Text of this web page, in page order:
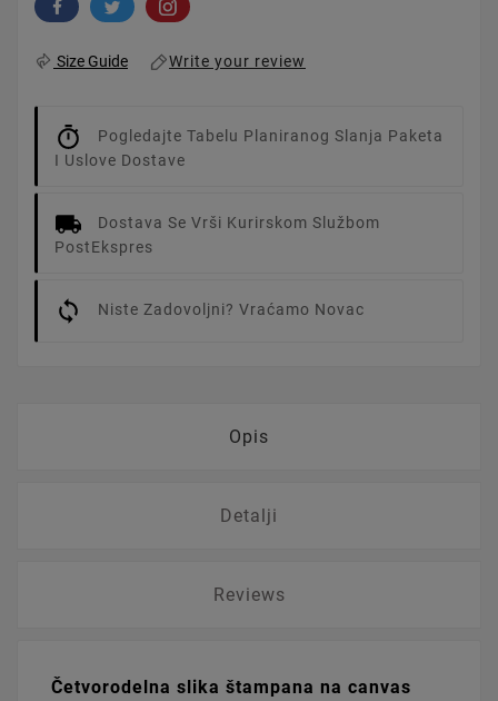
Size Guide Write your review
Pogledajte Tabelu Planiranog Slanja Paketa
I Uslove Dostave
Dostava Se Vrši Kurirskom Službom
PostEkspres
Niste Zadovoljni? Vraćamo Novac
Opis
Detalji
Reviews
Četvorodelna slika štampana na canvas